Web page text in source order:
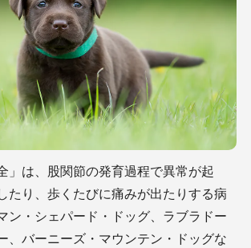
」は、股関節の発育過程で異常が起
たり、歩くたびに痛みが出たりする病
ン・シェパード・ドッグ、ラブラドー
、バーニーズ・マウンテン・ドッグな